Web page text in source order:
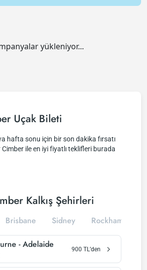
yükleniyor...
Uçak Bileti
hafta sonu için bir son dakika fırsatı
Cimber ile en iyi fiyatlı teklifleri burada
Kalkış Şehirleri
Brisbane Sidney Rockhampton
-Adelaide 900 TL’den